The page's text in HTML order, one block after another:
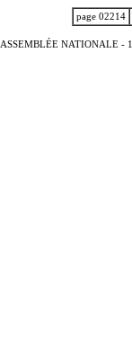
page 02214
ASSEMBLÉE NATIONALE - 1